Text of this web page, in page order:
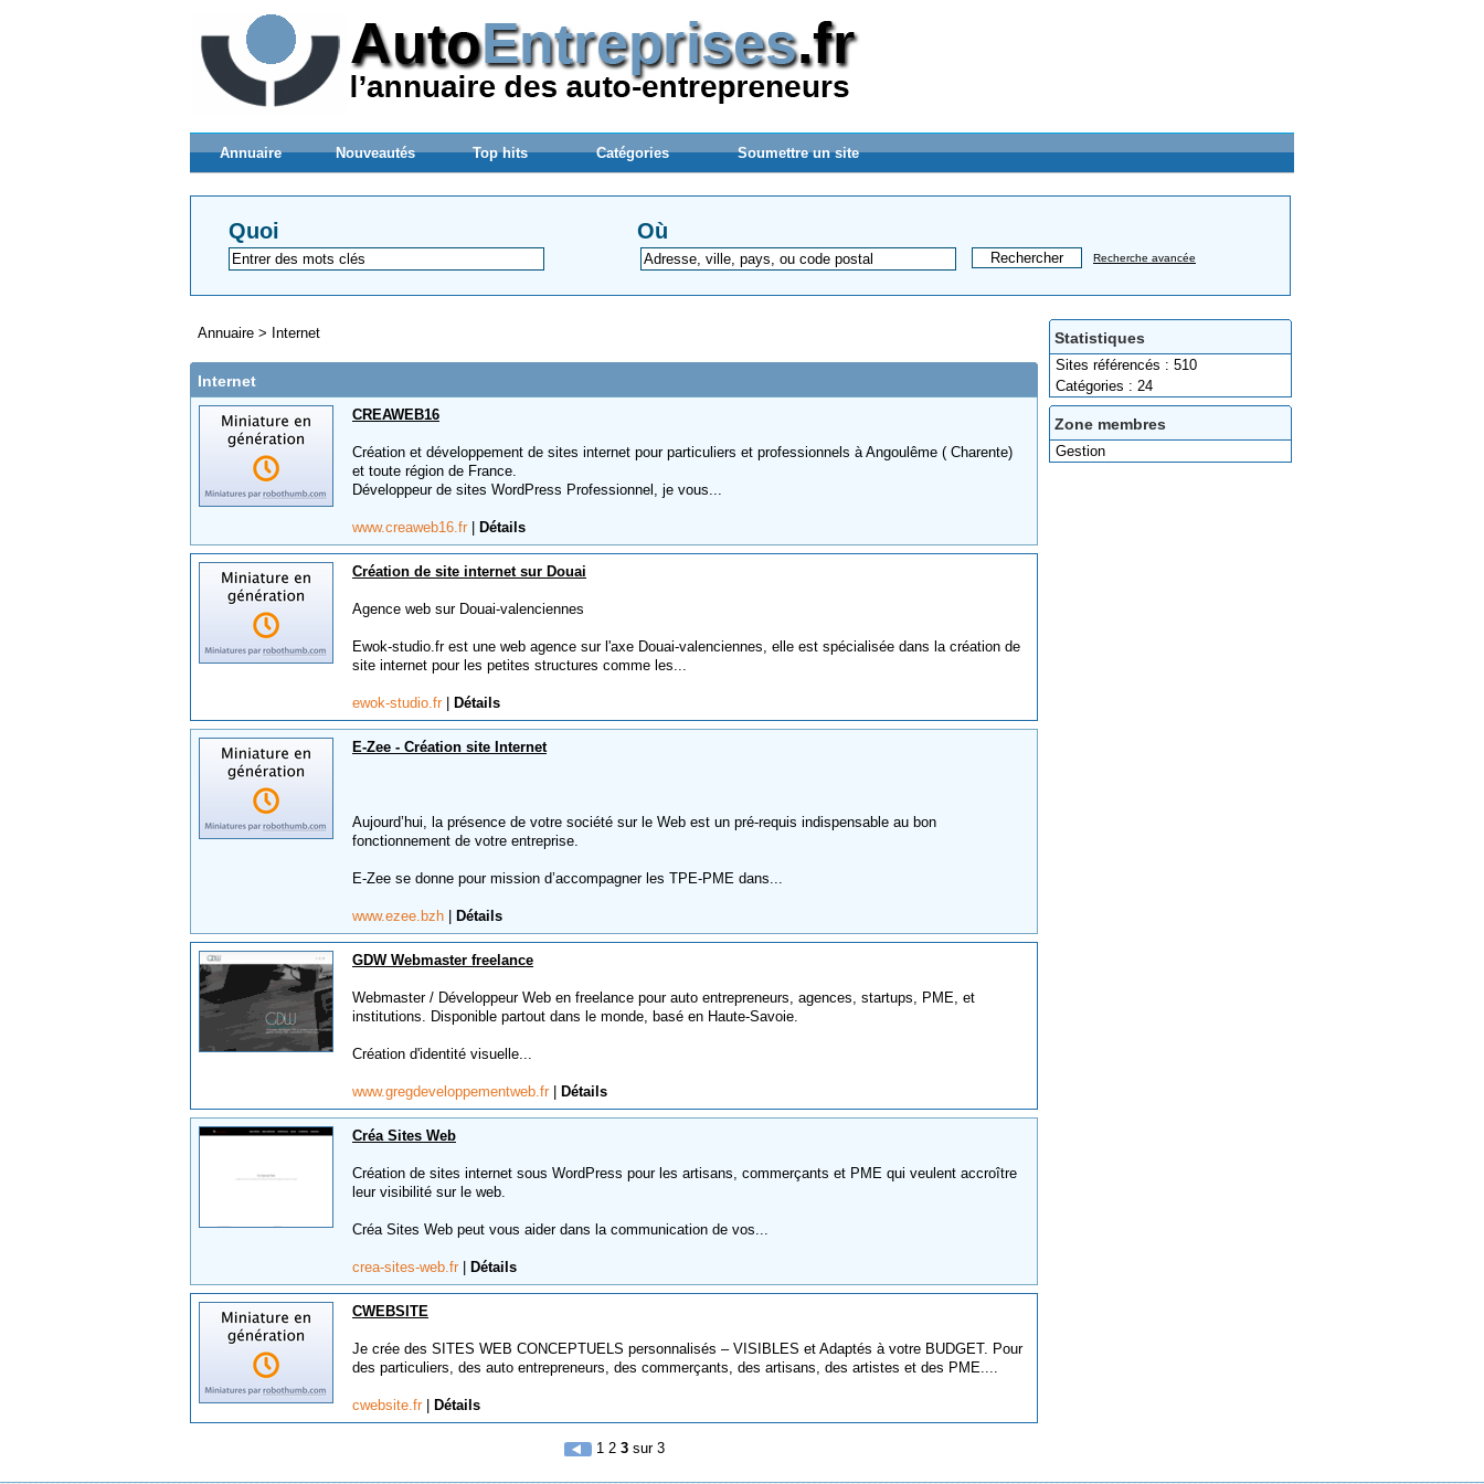
Annuaire Nouveautés Top hits Catégories Soumettre un site
Quoi Où
Recherche avancée
Statistiques
Sites référencés : 510
Catégories : 24
Zone membres
Gestion
Annuaire > Internet
Internet
CREAWEB16
Création et développement de sites internet pour particuliers et professionnels à Angoulême ( Charente)
et toute région de France.
Développeur de sites WordPress Professionnel, je vous...
www.creaweb16.fr Détails
Création de site internet sur Douai
Agence web sur Douai-valenciennes
Ewok-studio.fr est une web agence sur l'axe Douai-valenciennes, elle est spécialisée dans la création de
site internet pour les petites structures comme les...
ewok-studio.fr Détails
E-Zee - Création site Internet
Aujourd’hui, la présence de votre société sur le Web est un pré-requis indispensable au bon
fonctionnement de votre entreprise.
E-Zee se donne pour mission d’accompagner les TPE-PME dans...
www.ezee.bzh Détails
GDW Webmaster freelance
Webmaster / Développeur Web en freelance pour auto entrepreneurs, agences, startups, PME, et
institutions. Disponible partout dans le monde, basé en Haute-Savoie.
Création d'identité visuelle...
www.gregdeveloppementweb.fr Détails
Créa Sites Web
Création de sites internet sous WordPress pour les artisans, commerçants et PME qui veulent accroître
leur visibilité sur le web.
Créa Sites Web peut vous aider dans la communication de vos...
crea-sites-web.fr Détails
CWEBSITE
Je crée des SITES WEB CONCEPTUELS personnalisés – VISIBLES et Adaptés à votre BUDGET. Pour
des particuliers, des auto entrepreneurs, des commerçants, des artisans, des artistes et des PME....
cwebsite.fr Détails
1 2 3sur 3